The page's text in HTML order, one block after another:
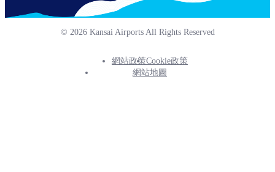
© 2026 Kansai Airports All Rights Reserved
Footer
網站政策Cookie政策
網站地圖